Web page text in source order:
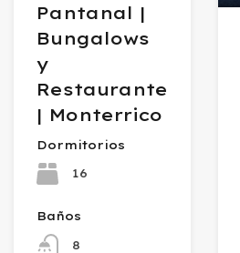
Pantanal |
Bungalows
y
Restaurante
| Monterrico
Dormitorios
16
Baños
8